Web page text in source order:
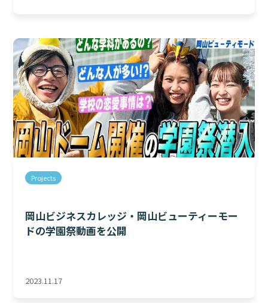
Projects
岡山ビジネスカレッジ・岡山ビューティーモー
ドの学園祭動画を公開
2023.11.17